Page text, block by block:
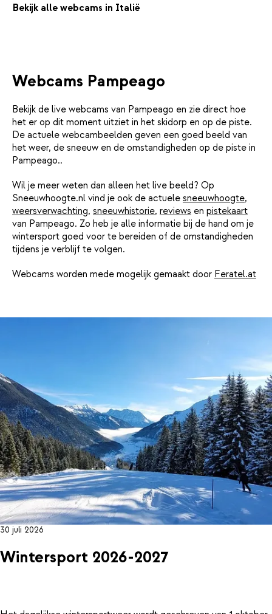
Bekijk alle webcams in Italië
Webcams Pampeago
Bekijk de live webcams van Pampeago en zie direct hoe
het er op dit moment uitziet in het skidorp en op de piste.
De actuele webcambeelden geven een goed beeld van
het weer, de sneeuw en de omstandigheden op de piste in
Pampeago..
Wil je meer weten dan alleen het live beeld? Op
Sneeuwhoogte.nl vind je ook de actuele sneeuwhoogte,
weersverwachting, sneeuwhistorie, reviews en pistekaart
van Pampeago. Zo heb je alle informatie bij de hand om je
wintersport goed voor te bereiden of de omstandigheden
tijdens je verblijf te volgen.
Webcams worden mede mogelijk gemaakt door Feratel.at
30 juli 2026
Wintersport 2026-2027